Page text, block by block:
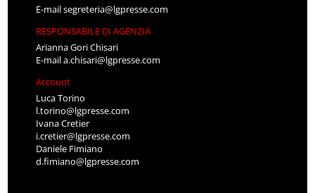
E-mailsegreteria@lgpresse.com
RESPONSABILE DI AGENZIA
Arianna Gori Chisari
E-maila.chisari@lgpresse.com
Account
Luca Torino
l.torino@lgpresse.com
Ivana Cretier
i.cretier@lgpresse.com
Daniele Fimiano
d.fimiano@lgpresse.com